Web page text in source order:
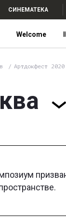
СИНЕМАТЕКА
Welcome
Артдокфест 2020